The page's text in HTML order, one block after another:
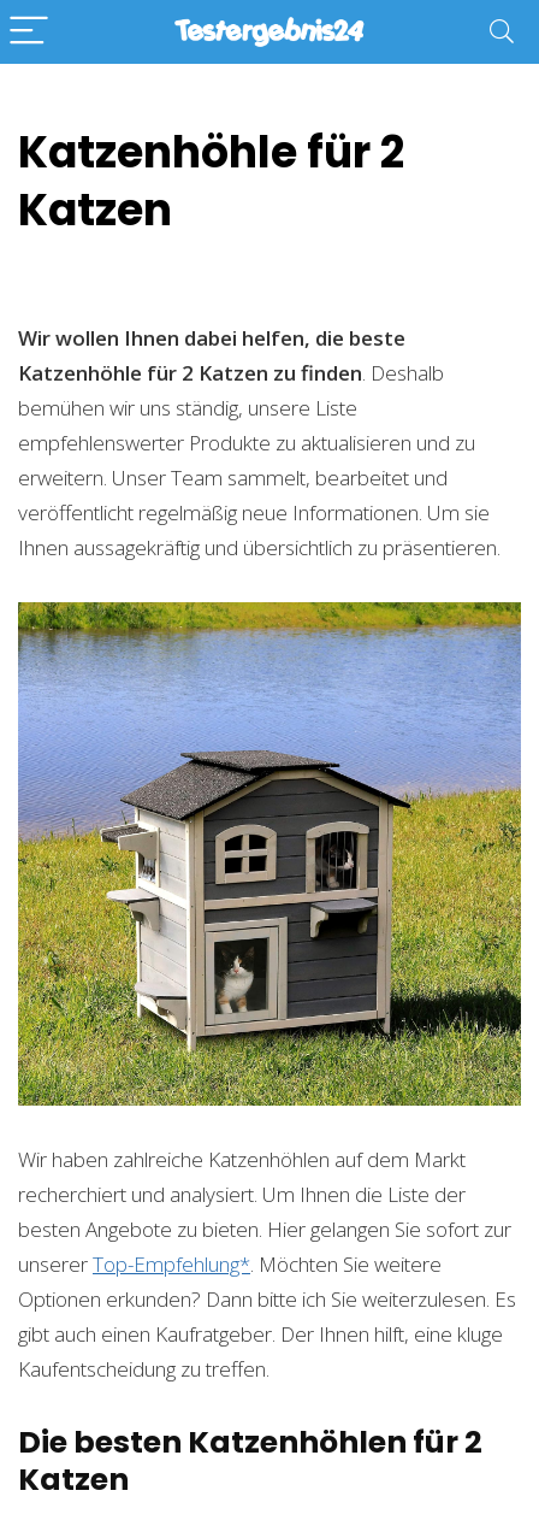
Katzenhöhle für 2
Katzen
Wir wollen Ihnen dabei helfen, die beste
Katzenhöhle für 2 Katzen zu finden. Deshalb
bemühen wir uns ständig, unsere Liste
empfehlenswerter Produkte zu aktualisieren und zu
erweitern. Unser Team sammelt, bearbeitet und
veröffentlicht regelmäßig neue Informationen. Um sie
Ihnen aussagekräftig und übersichtlich zu präsentieren.
Wir haben zahlreiche Katzenhöhlen auf dem Markt
recherchiert und analysiert. Um Ihnen die Liste der
besten Angebote zu bieten. Hier gelangen Sie sofort zur
unsererTop-Empfehlung*. Möchten Sie weitere
Optionen erkunden? Dann bitte ich Sie weiterzulesen. Es
gibt auch einen Kaufratgeber. Der Ihnen hilft, eine kluge
Kaufentscheidung zu treffen.
Die besten Katzenhöhlen für 2
Katzen